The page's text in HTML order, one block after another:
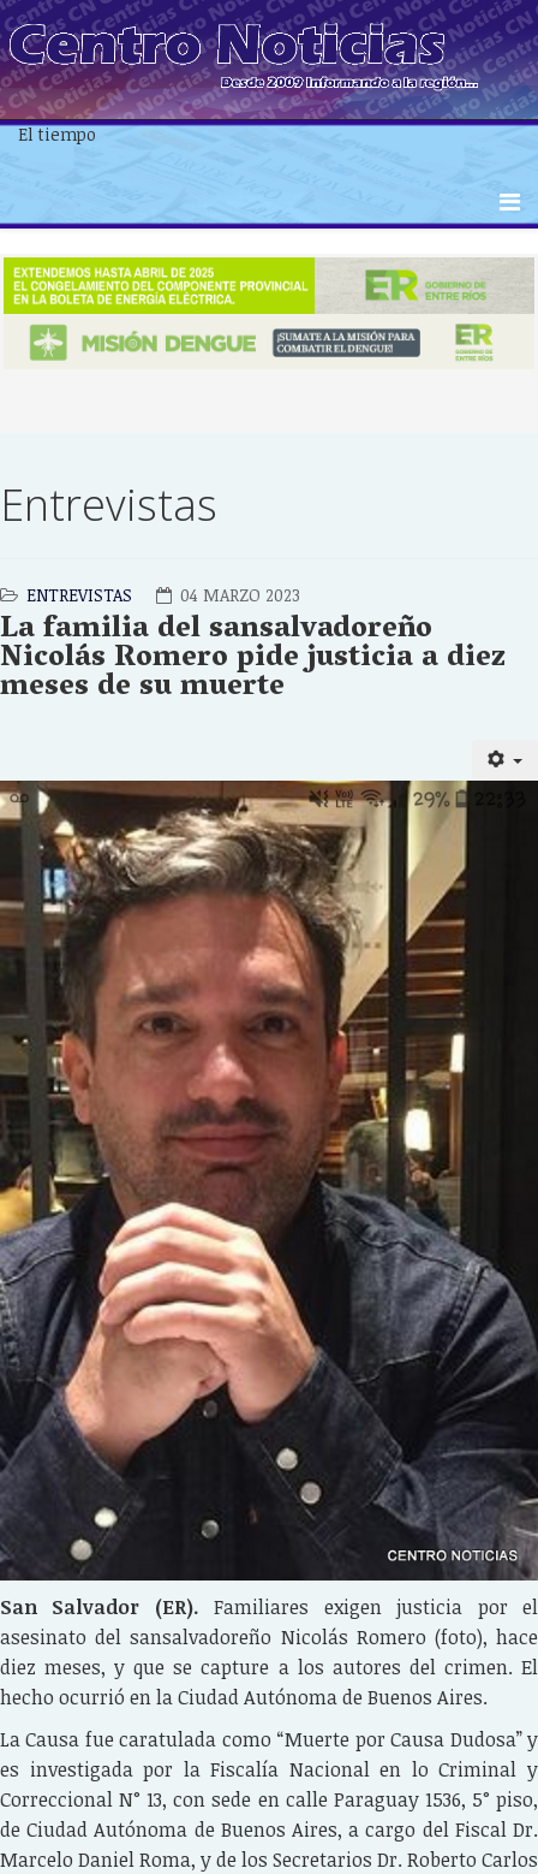
El tiempo
Entrevistas
ENTREVISTAS 04 MARZO 2023
La familia del sansalvadoreño
Nicolás Romero pide justicia a diez
meses de su muerte
San Salvador (ER). Familiares exigen justicia por el
asesinato del sansalvadoreño Nicolás Romero (foto), hace
diez meses, y que se capture a los autores del crimen. El
hecho ocurrió en la Ciudad Autónoma de Buenos Aires.
La Causa fue caratulada como “Muerte por Causa Dudosa” y
es investigada por la Fiscalía Nacional en lo Criminal y
Correccional N° 13, con sede en calle Paraguay 1536, 5° piso,
de Ciudad Autónoma de Buenos Aires, a cargo del Fiscal Dr.
Marcelo Daniel Roma, y de los Secretarios Dr. Roberto Carlos